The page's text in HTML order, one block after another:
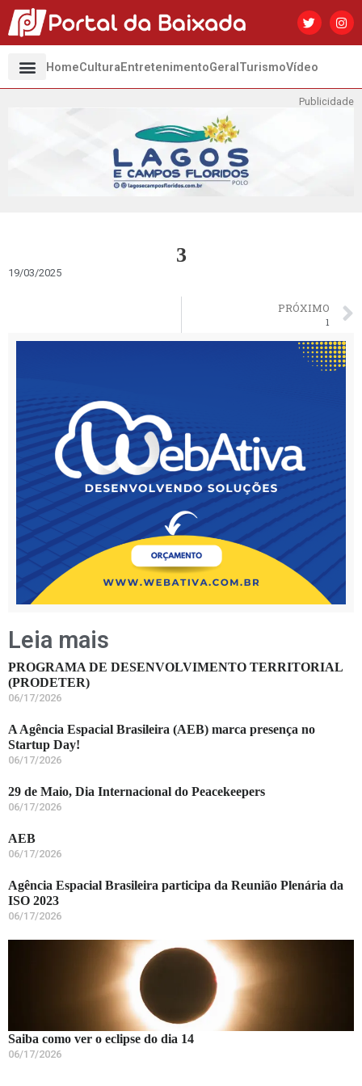
HomeCultura EntretenimentoGeral TurismoVídeo
Publicidade
3
19/03/2025
PRÓXIMO
1
Leia mais
PROGRAMA DE DESENVOLVIMENTO TERRITORIAL
(PRODETER)
06/17/2026
A Agência Espacial Brasileira (AEB) marca presença no
Startup Day!
06/17/2026
29 de Maio, Dia Internacional do Peacekeepers
06/17/2026
AEB
06/17/2026
Agência Espacial Brasileira participa da Reunião Plenária da
ISO 2023
06/17/2026
Saiba como ver o eclipse do dia 14
06/17/2026